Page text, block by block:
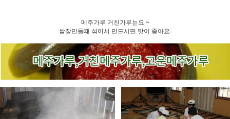
메주가루 거친가루는요 ~
쌈장만들때 섞어서 만드시면 맛이 좋아요.